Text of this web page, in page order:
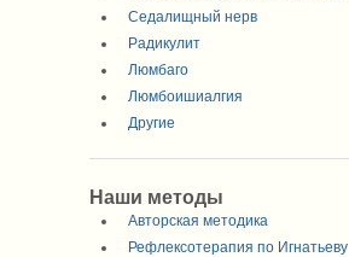
Седалищный нерв
Радикулит
Люмбаго
Люмбоишиалгия
Другие
Наши методы
Авторская методика
Рефлексотерапия по Игнатьеву